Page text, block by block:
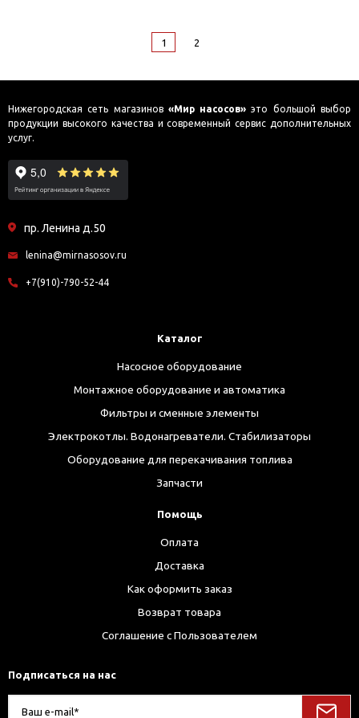
1 2
Нижегородская сеть магазинов «Мир насосов» это большой выбор
продукции высокого качества и современный сервис дополнительных
услуг.
пр. Ленина д.50
lenina@mirnasosov.ru
+7(910)-790-52-44
Каталог
Насосное оборудование
Монтажное оборудование и автоматика
Фильтры и сменные элементы
Электрокотлы. Водонагреватели. Стабилизаторы
Оборудование для перекачивания топлива
Запчасти
Помощь
Оплата
Доставка
Как оформить заказ
Возврат товара
Соглашение с Пользователем
Подписаться на нас